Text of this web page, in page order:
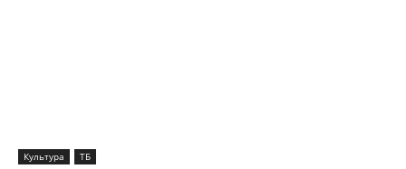
Культура ТБ